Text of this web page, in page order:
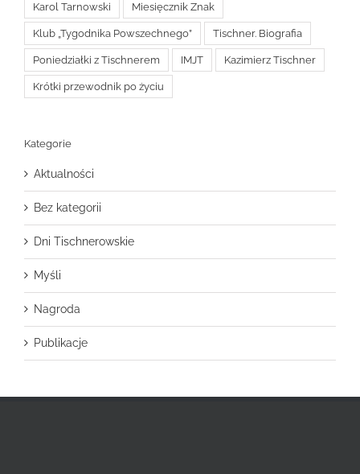
Karol Tarnowski Miesięcznik Znak
Klub „Tygodnika Powszechnego” Tischner. Biografia
Poniedziałki z Tischnerem IMJT Kazimierz Tischner
Krótki przewodnik po życiu
Kategorie
Aktualności
Bez kategorii
Dni Tischnerowskie
Myśli
Nagroda
Publikacje